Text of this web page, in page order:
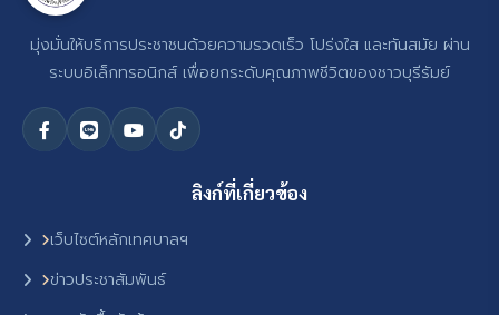
มุ่งมั่นให้บริการประชาชนด้วยความรวดเร็ว โปร่งใส และทันสมัย ผ่าน
ระบบอิเล็กทรอนิกส์ เพื่อยกระดับคุณภาพชีวิตของชาวบุรีรัมย์
ลิงก์ที่เกี่ยวข้อง
เว็บไซต์หลักเทศบาลฯ
ข่าวประชาสัมพันธ์